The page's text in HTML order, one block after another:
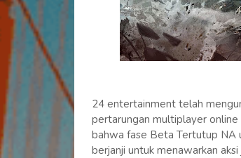
24 entertainment telah
pertarungan multiplayer online
bahwa fase Beta Tertutup NA
berjanji untuk menawarkan